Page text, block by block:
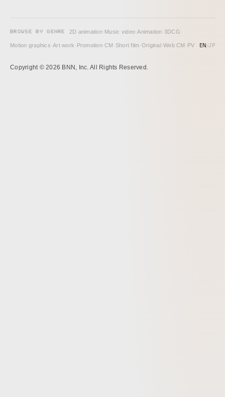
BROWSE BY GENRE 2D animation· Music video·Animation·3DCG·
Motion graphics·Art work· Promotion·CM · Short film·Original·Web CM · PV EN/JP
Copyright © 2026 BNN, Inc. All Rights Reserved.